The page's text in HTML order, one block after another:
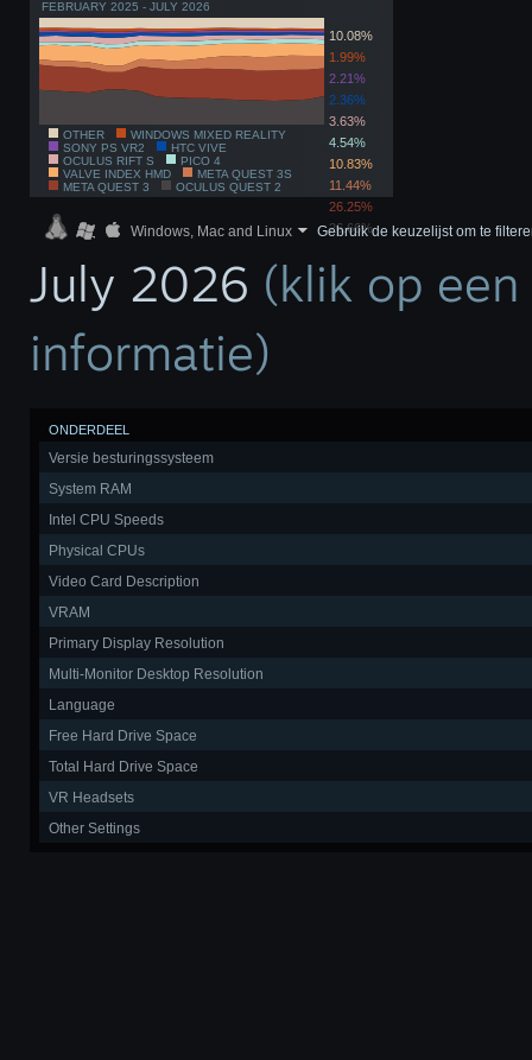
FEBRUARY 2025 - JULY 2026
10.08%
1.99%
2.21%
2.36%
3.63%
4.54%
10.83%
11.44%
26.25%
26.66%
OTHER
WINDOWS MIXED REALITY
SONY PS VR2
HTC VIVE
OCULUS RIFT S
PICO 4
VALVE INDEX HMD
META QUEST 3S
META QUEST 3
OCULUS QUEST 2
Windows, Mac and Linux Gebruik de keuzelijst om te
July 2026 (klik op
informatie)
ONDERDEEL
Versie besturingssysteem
System RAM
Intel CPU Speeds
Physical CPUs
Video Card Description
VRAM
Primary Display Resolution
Multi-Monitor Desktop Resolution
Language
Free Hard Drive Space
Total Hard Drive Space
VR Headsets
Other Settings